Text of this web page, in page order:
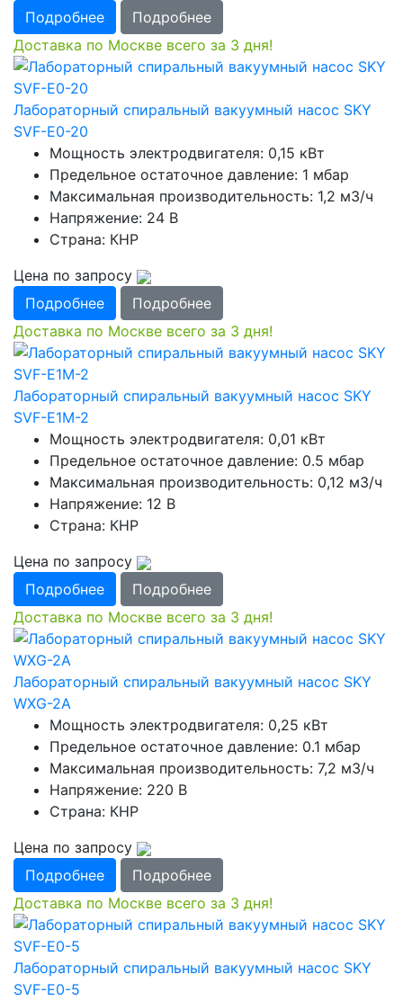
Подробнее
Подробнее
Доставка по Москве всего за 3 дня!
Лабораторный спиральный вакуумный насос SKY
SVF-E0-20
Мощность электродвигателя: 0,15 кВт
Предельное остаточное давление: 1 мбар
Максимальная производительность: 1,2 м3/ч
Напряжение: 24 В
Страна: КНР
Цена по запросу
Подробнее
Подробнее
Доставка по Москве всего за 3 дня!
Лабораторный спиральный вакуумный насос SKY
SVF-E1M-2
Мощность электродвигателя: 0,01 кВт
Предельное остаточное давление: 0.5 мбар
Максимальная производительность: 0,12 м3/ч
Напряжение: 12 В
Страна: КНР
Цена по запросу
Подробнее
Подробнее
Доставка по Москве всего за 3 дня!
Лабораторный спиральный вакуумный насос SKY
WXG-2A
Мощность электродвигателя: 0,25 кВт
Предельное остаточное давление: 0.1 мбар
Максимальная производительность: 7,2 м3/ч
Напряжение: 220 В
Страна: КНР
Цена по запросу
Подробнее
Подробнее
Доставка по Москве всего за 3 дня!
Лабораторный спиральный вакуумный насос SKY
SVF-E0-5